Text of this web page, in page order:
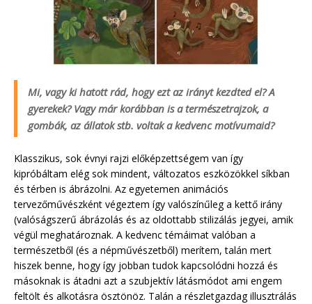
Mi, vagy ki hatott rád, hogy ezt az irányt kezdted el? A
gyerekek? Vagy már korábban is a természetrajzok, a
gombák, az állatok stb. voltak a kedvenc motívumaid?
Klasszikus, sok évnyi rajzi előképzettségem van így
kipróbáltam elég sok mindent, változatos eszközökkel síkban
és térben is ábrázolni. Az egyetemen animációs
tervezőművészként végeztem így valószínűleg a kettő irány
(valóságszerű ábrázolás és az oldottabb stilizálás jegyei, amik
végül meghatároznak. A kedvenc témáimat valóban a
természetből (és a népművészetből) merítem, talán mert
hiszek benne, hogy így jobban tudok kapcsolódni hozzá és
másoknak is átadni azt a szubjektív látásmódot ami engem
feltölt és alkotásra ösztönöz. Talán a részletgazdag illusztrálás